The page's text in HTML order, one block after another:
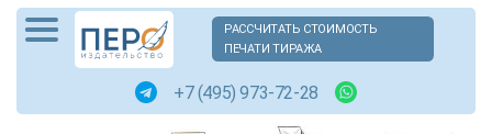
РАССЧИТАТЬ СТОИМОСТЬ
ПЕЧАТИ ТИРАЖА
+7 (495) 973-72-28